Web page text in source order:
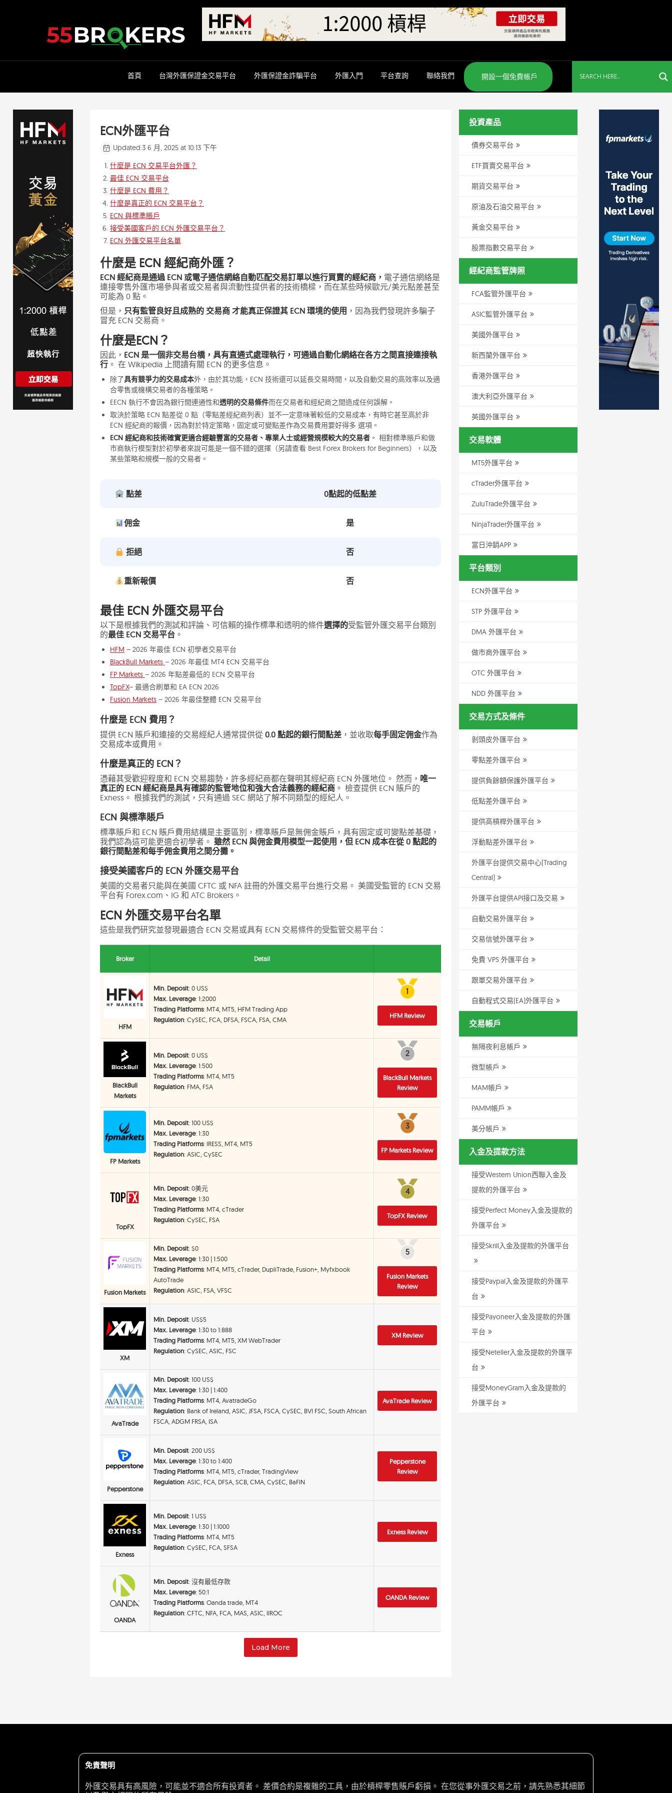
首頁 台灣外匯保證金交易平台 外匯保證金詐騙平台 外匯入門 平台查詢 聯絡我們 開設一個免費帳戶
ECN外匯平台
Updated:3 6 月, 2025 at 10:13 下午
什麼是 ECN 交易平台外匯？
最佳 ECN 交易平台
什麼是 ECN 費用？
什麼是真正的 ECN 交易平台？
ECN 與標準賬戶
接受美國客戶的 ECN 外匯交易平台？
ECN 外匯交易平台名單
什麼是 ECN 經紀商外匯？
ECN 經紀商是通過 ECN 或電子通信網絡自動匹配交易訂單以進行買賣的經紀商， 電子通信網絡是
連接零售外匯市場參與者或交易者與流動性提供者的技術橋樑，而在某些時候歐元/美元點差甚至
可能為 0 點。
但是， 只有監管良好且成熟的 交易商 才能真正保證其 ECN 環境的使用 ，因為我們發現許多騙子
冒充 ECN 交易商。
什麼是ECN？
因此， ECN 是一個非交易台橋，具有直通式處理執行，可通過自動化網絡在各方之間直接連接執
行 。 在 Wikipedia 上閱讀有關 ECN 的更多信息。
除了具有競爭力的交易成本外，由於其功能，ECN 技術還可以延長交易時間，以及自動交易的高效率以及適
合零售或機構交易者的各種策略。
EECN 執行不會因為銀行間連通性和透明的交易條件而在交易者和經紀商之間造成任何誤解。
取決於策略 ECN 點差從 0 點（零點差經紀商列表）並不一定意味著較低的交易成本，有時它甚至高於非
ECN 經紀商的報價，因為對於特定策略，固定或可變點差作為交易費用要好得多 選項。
ECN 經紀商和技術確實更適合經驗豐富的交易者、專業人士或經營規模較大的交易者 。 相對標準賬戶和做
市商執行模型對於初學者來說可能是一個不錯的選擇（另請查看 Best Forex Brokers for Beginners），以及
某些策略和規模一般的交易者。
點差 0點起的低點差
佣金 是
拒絕 否
重新報價 否
最佳 ECN 外匯交易平台
以下是根據我們的測試和評論、可信賴的操作標準和透明的條件選擇的受監管外匯交易平台類別
的最佳 ECN 交易平台 。
HFM – 2026 年最佳 ECN 初學者交易平台
BlackBull Markets – 2026 年最佳 MT4 ECN 交易平台
FP Markets – 2026 年點差最低的 ECN 交易平台
TopFX– 最適合刷單和 EA ECN 2026
Fusion Markets – 2026 年最佳整體 ECN 交易平台
什麼是 ECN 費用？
提供 ECN 賬戶和連接的交易經紀人通常提供從 0.0 點起的銀行間點差 ，並收取每手固定佣金作為
交易成本或費用。
什麼是真正的 ECN？
憑藉其受歡迎程度和 ECN 交易趨勢，許多經紀商都在聲明其經紀商 ECN 外匯地位。 然而， 唯一
真正的 ECN 經紀商是具有確認的監管地位和強大合法義務的經紀商 。 檢查提供 ECN 賬戶的
Exness。 根據我們的測試，只有通過 SEC 網站了解不同類型的經紀人。
ECN 與標準賬戶
標準賬戶和 ECN 賬戶費用結構是主要區別，標準賬戶是無佣金賬戶，具有固定或可變點差基礎，
我們認為這可能更適合初學者。 雖然 ECN 與佣金費用模型一起使用，但 ECN 成本在從 0 點起的
銀行間點差和每手佣金費用之間分攤。
接受美國客戶的 ECN 外匯交易平台
美國的交易者只能與在美國 CFTC 或 NFA 註冊的外匯交易平台進行交易。 美國受監管的 ECN 交易
平台有 Forex.com、IG 和 ATC Brokers。
ECN 外匯交易平台名單
這些是我們研究並發現最適合 ECN 交易或具有 ECN 交易條件的受監管交易平台：
Broker Detail
HFM
Min. Deposit: 0 US$
Max. Leverage: 1:2000
Trading Platforms: MT4, MT5, HFM Trading App
Regulation: CySEC, FCA, DFSA, FSCA, FSA, CMA
11
HFM Review
BlackBull
Markets
Min. Deposit: 0 US$
Max. Leverage: 1:500
Trading Platforms: MT4, MT5
Regulation: FMA, FSA
2
2
BlackBull Markets
Review
FP Markets
Min. Deposit: 100 US$
Max. Leverage: 1:30
Trading Platforms: IRESS, MT4, MT5
Regulation: ASIC, CySEC
3
3
FP Markets Review
TopFX
Min. Deposit: 0美元
Max. Leverage: 1:30
Trading Platforms: MT4, cTrader
Regulation: CySEC, FSA
4
4
TopFX Review
Fusion Markets
Min. Deposit: $0
Max. Leverage: 1:30 | 1:500
Trading Platforms: MT4, MT5, cTrader, DupliTrade, Fusion+, Myfxbook
AutoTrade
Regulation: ASIC, FSA, VFSC
5
5
Fusion Markets
Review
XM
Min. Deposit: US$5
Max. Leverage: 1:30 to 1:888
Trading Platforms: MT4, MT5, XM WebTrader
Regulation: CySEC, ASIC, FSC
XM Review
AvaTrade
Min. Deposit: 100 US$
Max. Leverage: 1:30 | 1:400
Trading Platforms: MT4, AvatradeGo
Regulation: Bank of Ireland, ASIC, JFSA, FSCA, CySEC, BVI FSC, South African
FSCA, ADGM FRSA, ISA
AvaTrade Review
Pepperstone
Min. Deposit: 200 US$
Max. Leverage: 1:30 to 1:400
Trading Platforms: MT4, MT5, cTrader, TradingView
Regulation: ASIC, FCA, DFSA, SCB, CMA, CySEC, BaFIN
Pepperstone
Review
Exness
Min. Deposit: 1 US$
Max. Leverage: 1:30 | 1:1000
Trading Platforms: MT4, MT5
Regulation: CySEC, FCA, SFSA
Exness Review
OANDA
Min. Deposit: 沒有最低存款
Max. Leverage: 50:1
Trading Platforms: Oanda trade, MT4
Regulation: CFTC, NFA, FCA, MAS, ASIC, IIROC
OANDA Review
Load More
投資產品
債券交易平台
ETF買賣交易平台
期貨交易平台
原油及石油交易平台
黃金交易平台
股票指數交易平台
經紀商監管牌照
FCA監管外匯平台
ASIC監管外匯平台
美國外匯平台
新西蘭外匯平台
香港外匯平台
澳大利亞外匯平台
英國外匯平台
交易軟體
MT5外匯平台
cTrader外匯平台
ZuluTrade外匯平台
NinjaTrader外匯平台
當日沖銷APP
平台類別
ECN外匯平台
STP 外匯平台
DMA 外匯平台
做市商外匯平台
OTC 外匯平台
NDD 外匯平台
交易方式及條件
剝頭皮外匯平台
零點差外匯平台
提供負餘額保護外匯平台
低點差外匯平台
提供高槓桿外匯平台
浮動點差外匯平台
外匯平台提供交易中心(Trading
Central)
外匯平台提供API接口及交易
自動交易外匯平台
交易信號外匯平台
免費 VPS 外匯平台
跟單交易外匯平台
自動程式交易(EA)外匯平台
交易帳戶
無隔夜利息帳戶
微型帳戶
MAM帳戶
PAMM帳戶
美分帳戶
入金及提款方法
接受Western Union西聯入金及
提款的外匯平台
接受Perfect Money入金及提款的
外匯平台
接受Skrill入金及提款的外匯平台
接受Paypal入金及提款的外匯平
台
接受Payoneer入金及提款的外匯
平台
接受Neteller入金及提款的外匯平
台
接受MoneyGram入金及提款的
外匯平台
免責聲明
外匯交易具有高風險，可能並不適合所有投資者。 差價合約是複雜的工具，由於槓桿零售賬戶虧損。 在您從事外匯交易之前，請先熟悉其細節